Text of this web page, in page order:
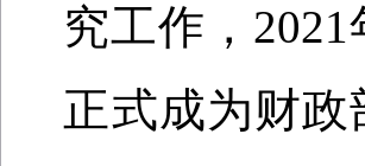
究工作，
正式成为财